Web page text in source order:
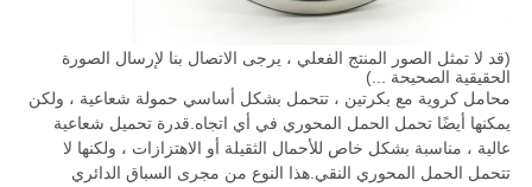
(قد لا تمثل الصور المنتج الفعلي ، يرجى الاتصال بنا لإرسال الصورة
الحقيقية الصحيحة ...)
محامل كروية مع بكرتين ، تتحمل بشكل أساسي حمولة شعاعية ، ولكن
يمكنها أيضًا تحمل الحمل المحوري في أي اتجاه.قدرة تحميل شعاعية
عالية ، مناسبة بشكل خاص للأحمال الثقيلة أو الاهتزازات ، ولكنها لا
تتحمل الحمل المحوري النقي.هذا النوع من مجرى السباق الدائري